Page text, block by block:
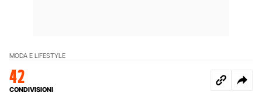
MODA E LIFESTYLE
42
CONDIVISIONI